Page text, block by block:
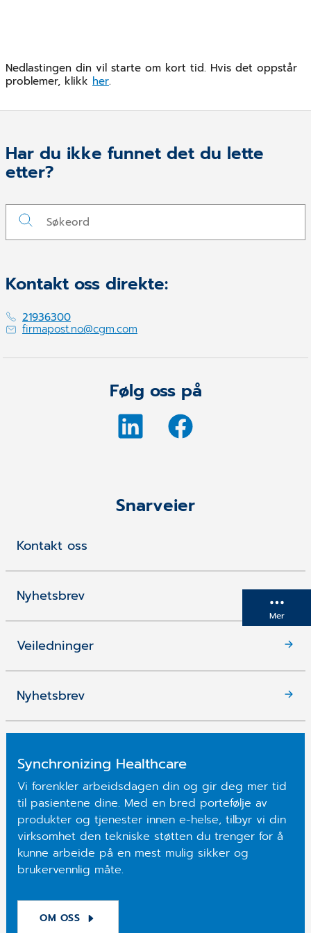
Mer
Nedlastingen din vil starte om kort tid. Hvis det oppstår
problemer, klikk her.
Har du ikke funnet det du lette
etter?
Kontakt oss direkte:
21936300
firmapost.no@cgm.com
Følg oss på
Snarveier
Kontakt oss
Nyhetsbrev
Veiledninger
Nyhetsbrev
Synchronizing Healthcare
Vi forenkler arbeidsdagen din og gir deg mer tid
til pasientene dine. Med en bred portefølje av
produkter og tjenester innen e-helse, tilbyr vi din
virksomhet den tekniske støtten du trenger for å
kunne arbeide på en mest mulig sikker og
brukervennlig måte.
OM OSS